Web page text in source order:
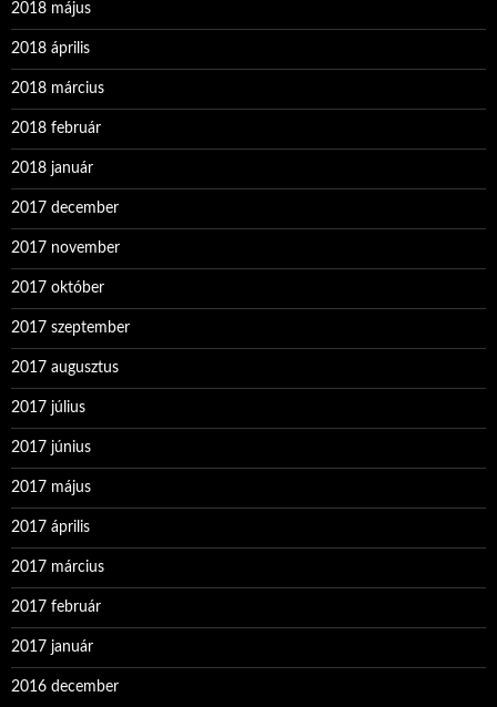
2018 május
2018 április
2018 március
2018 február
2018 január
2017 december
2017 november
2017 október
2017 szeptember
2017 augusztus
2017 július
2017 június
2017 május
2017 április
2017 március
2017 február
2017 január
2016 december